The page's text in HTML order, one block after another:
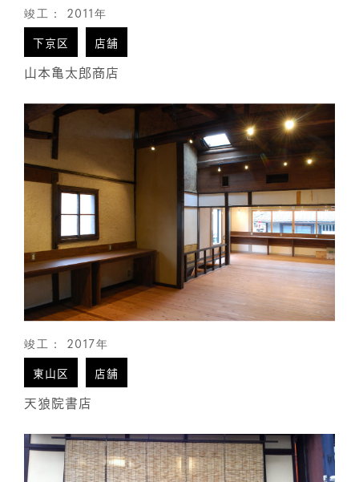
竣工： 2011年
下京区 店舗
山本亀太郎商店
竣工： 2017年
東山区 店舗
天狼院書店